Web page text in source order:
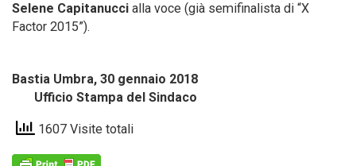
Selene Capitanucci alla voce (già semifinalista di “X
Factor 2015”).
Bastia Umbra, 30 gennaio 2018
Ufficio Stampa del Sindaco
1607 Visite totali